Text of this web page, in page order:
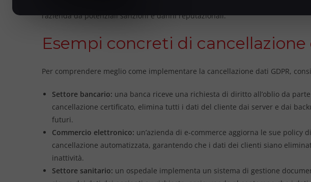
l’azienda da potenziali sanzioni e danni reputazionali.
Esempi concreti di
Per comprendere meglio come implementare la cancellazione dati GDPR,
Settore bancario: una banca riceve una richiesta di diritto all’oblio da
cancellazione certificato, elimina tutti i dati del cliente dai server e dai
futuri.
Commercio elettronico: un’azienda di e-commerce aggiorna le sue
cancellazione automatizzata, garantendo che i dati dei clienti siano
inattività.
Settore sanitario: un ospedale implementa un sistema di gestione